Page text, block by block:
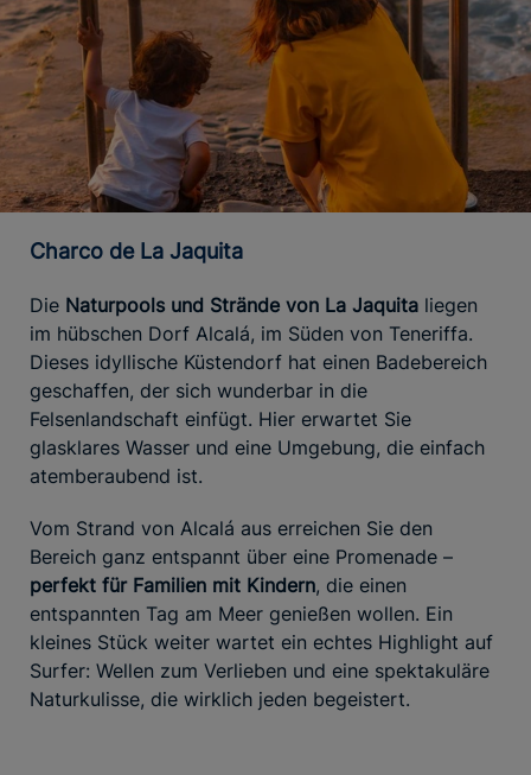
Charco de La Jaquita
Die Naturpools und Strände von La Jaquita liegen
im hübschen Dorf Alcalá, im Süden von Teneriffa.
Dieses idyllische Küstendorf hat einen Badebereich
geschaffen, der sich wunderbar in die
Felsenlandschaft einfügt. Hier erwartet Sie
glasklares Wasser und eine Umgebung, die einfach
atemberaubend ist.
Vom Strand von Alcalá aus erreichen Sie den
Bereich ganz entspannt über eine Promenade –
perfekt für Familien mit Kindern, die einen
entspannten Tag am Meer genießen wollen. Ein
kleines Stück weiter wartet ein echtes Highlight auf
Surfer: Wellen zum Verlieben und eine spektakuläre
Naturkulisse, die wirklich jeden begeistert.